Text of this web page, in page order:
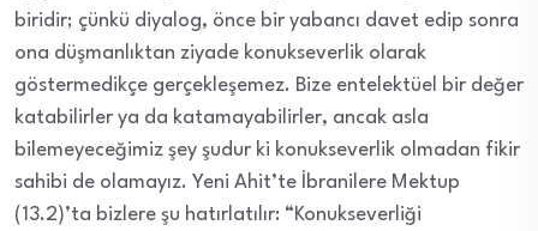
biridir; çünkü diyalog, önce bir yabancı davet edip sonra
ona düşmanlıktan ziyade konukseverlik olarak
göstermedikçe gerçekleşemez. Bize entelektüel bir değer
katabilirler ya da katamayabilirler, ancak asla
bilemeyeceğimiz şey şudur ki konukseverlik olmadan fikir
sahibi de olamayız. Yeni Ahit’te İbranilere Mektup
(13.2)’ta bizlere şu hatırlatılır: “Konukseverliği